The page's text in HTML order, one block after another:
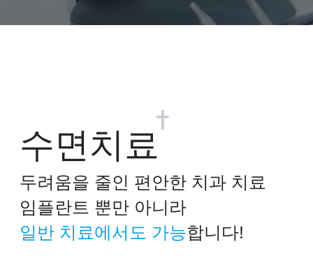
수면치료
두려움을 줄인 편안한 치과 치료
임플란트 뿐만 아니라
일반 치료에서도 가능합니다!